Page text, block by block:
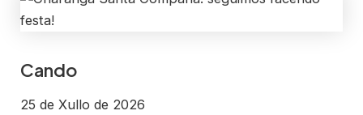
Cando
25 de Xullo de 2026